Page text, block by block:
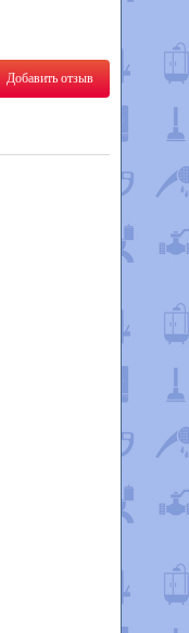
Добавить отзыв